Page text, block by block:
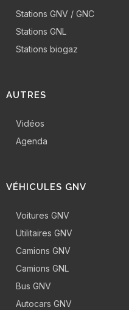
Stations GNV / GNC
Stations GNL
Stations biogaz
AUTRES
Vidéos
Agenda
VÉHICULES GNV
Voitures GNV
Utilitaires GNV
Camions GNV
Camions GNL
Bus GNV
Autocars GNV